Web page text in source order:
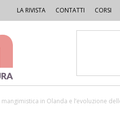
LA RIVISTA CONTATTI CORSI
mangimistica in Olanda e l’evoluzione